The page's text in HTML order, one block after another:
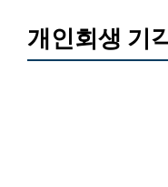
개인회생 기